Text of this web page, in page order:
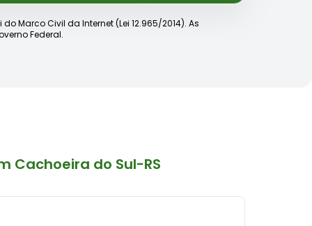
Marco Civil da Internet (Lei 12.965/2014). As
Federal.
Cachoeira do Sul-RS